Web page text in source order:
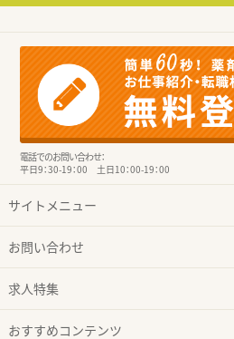
電話でのお問い合わせ：
平日9：30-19：00 土日10：00-19：00
サイトメニュー
お問い合わせ
求人特集
おすすめコンテンツ